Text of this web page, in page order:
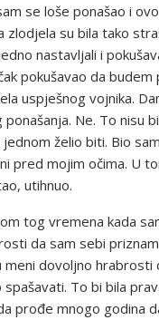
se loše ponašao i
zlodjela su bila tako
nastavljali i
pokušavao da budem
uspješnog vojnika.
Ne. To nisu
želio biti. Bio
pred mojim očima. U
utihnuo.
tog vremena kada
da sam sebi
dovoljno hrabrosti
To bi bila
prođe mnogo godina